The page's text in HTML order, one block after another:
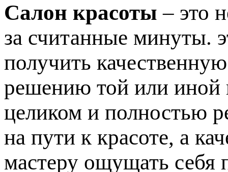
Салон красоты – это
за считанные минуты.
получить
решению той или иной
целиком и полностью
на пути к красоте, а
мастеру ощущать себя